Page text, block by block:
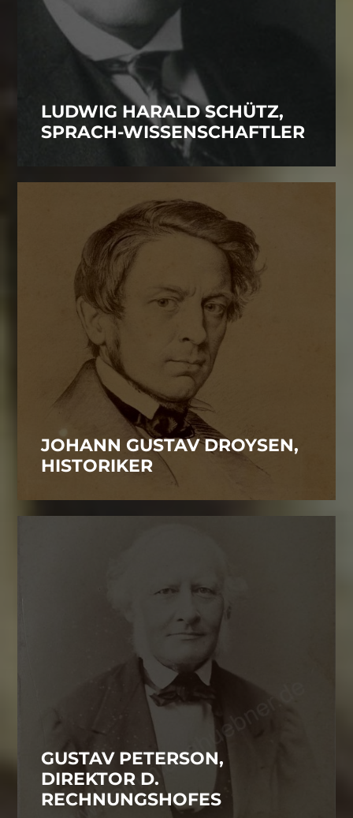
LUDWIG HARALD SCHÜTZ,
SPRACH-WISSENSCHAFTLER
JOHANN GUSTAV DROYSEN,
HISTORIKER
GUSTAV PETERSON,
DIREKTOR D.
RECHNUNGSHOFES